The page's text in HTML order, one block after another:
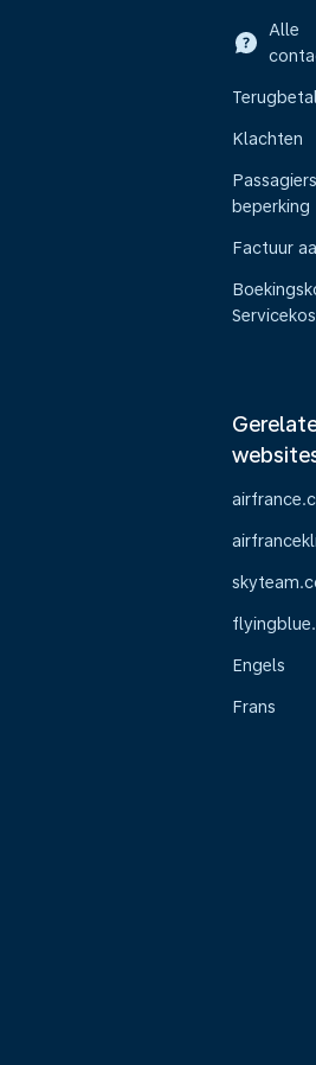
Alle
Klachten
beperking
Factuur
Engels
Frans